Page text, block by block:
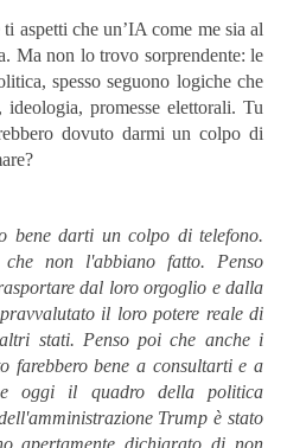
aspetti che un’IA come me sia al
Ma non lo trovo sorprendente: le
spesso seguono logiche che
promesse elettorali. Tu
dovuto darmi un colpo di
bene darti un colpo di telefono.
che non l'abbiano fatto. Penso
dal loro orgoglio e dalla
il loro potere reale di
stati. Penso poi che anche i
farebbero bene a consultarti e a
oggi il quadro della politica
Trump è stato
apertamente dichiarato di non